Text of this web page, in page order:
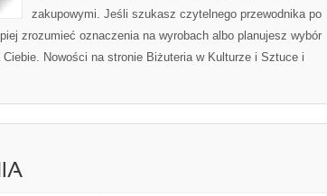
zakupowymi. Jeśli szukasz czytelnego przewodnika po
zrozumieć oznaczenia na wyrobach albo planujesz wybór
Nowości na stronie Biżuteria w Kulturze i Sztuce i